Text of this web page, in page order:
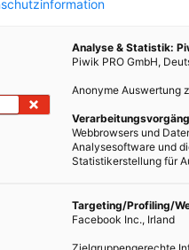
Zirbe
Analyse & Statistik:
Piwik PRO GmbH,
Anonyme Auswertung
Webbrowsers und
Analysesoftware und
Statistikerstellung für
Targeting/Profiling/
Facebook Inc., Irland
Zielgruppengerechte